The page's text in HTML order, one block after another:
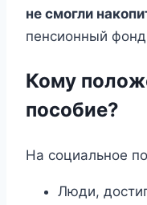
не смогли
пенсионный
Кому
пособие?
На социальное
Люди,